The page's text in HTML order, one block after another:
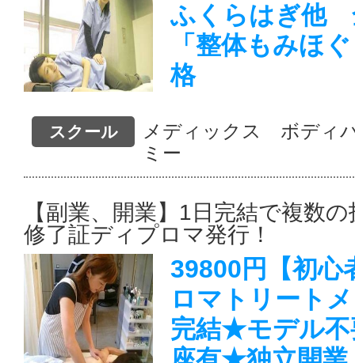
ふくらはぎ他
「整体もみほ
格
スクール
メディックス ボディ
ミー
【副業、開業】1日完結で複数
修了証ディプロマ発行！
39800円【初心
ロマトリート
完結★モデル